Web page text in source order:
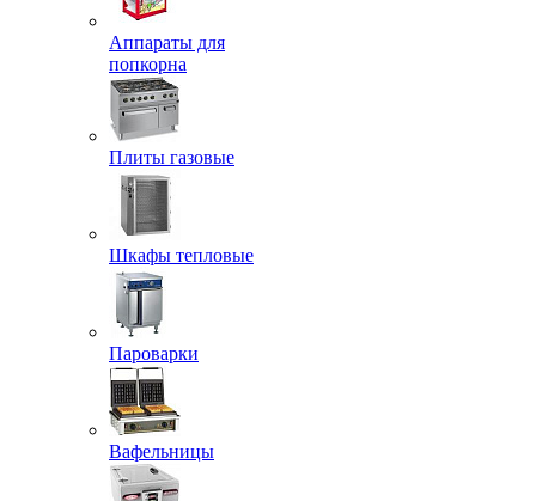
Аппараты для
попкорна
Плиты газовые
Шкафы тепловые
Пароварки
Вафельницы